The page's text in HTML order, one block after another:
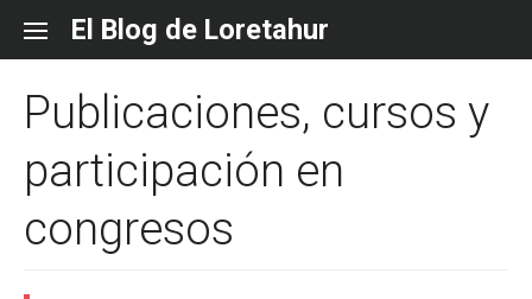
content
El Blog de Loretahur
Publicaciones, cursos y
participación en
congresos